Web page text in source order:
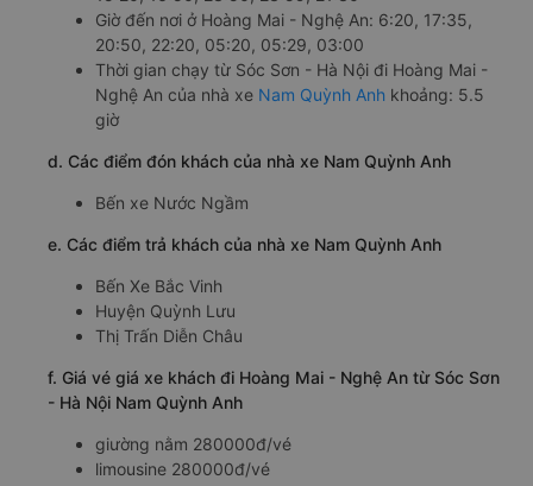
Giờ đến nơi ở Hoàng Mai - Nghệ An: 6:20, 17:35,
20:50, 22:20, 05:20, 05:29, 03:00
Thời gian chạy từ Sóc Sơn - Hà Nội đi Hoàng Mai -
Nghệ An của nhà xe Nam Quỳnh Anh khoảng: 5.5
giờ
d. Các điểm đón khách của nhà xe Nam Quỳnh Anh
Bến xe Nước Ngầm
e. Các điểm trả khách của nhà xe Nam Quỳnh Anh
Bến Xe Bắc Vinh
Huyện Quỳnh Lưu
Thị Trấn Diễn Châu
f. Giá vé giá xe khách đi Hoàng Mai - Nghệ An từ Sóc Sơn
- Hà Nội Nam Quỳnh Anh
giường nằm 280000đ/vé
limousine 280000đ/vé